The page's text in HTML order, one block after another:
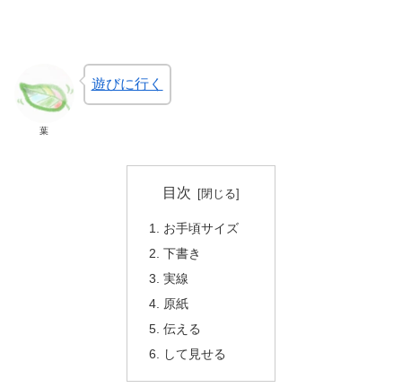
葉
遊びに行く
目次
お手頃サイズ
下書き
実線
原紙
伝える
して見せる